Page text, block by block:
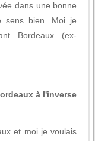
dans une bonne
sens bien. Moi je
Bordeaux (ex-
à l'inverse
et moi je voulais